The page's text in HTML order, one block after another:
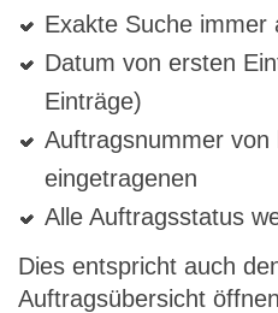
Exakte Suche immer
Datum von ersten
Einträge)
Auftragsnummer
eingetragenen
Alle Auftragsstatus
Dies entspricht auch
Auftragsübersicht